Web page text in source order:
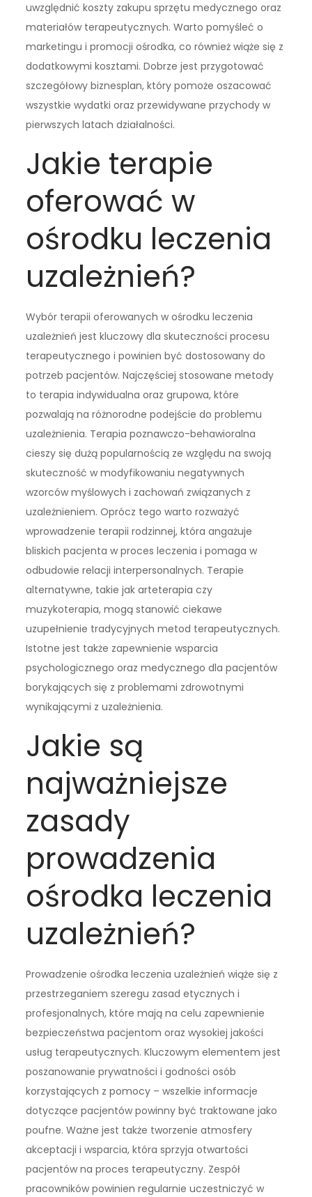
uwzględnić koszty zakupu sprzętu medycznego oraz
materiałów terapeutycznych. Warto pomyśleć o
marketingu i promocji ośrodka, co również wiąże się z
dodatkowymi kosztami. Dobrze jest przygotować
szczegółowy biznesplan, który pomoże oszacować
wszystkie wydatki oraz przewidywane przychody w
pierwszych latach działalności.
Jakie terapie
oferować w
ośrodku leczenia
uzależnień?
Wybór terapii oferowanych w ośrodku leczenia
uzależnień jest kluczowy dla skuteczności procesu
terapeutycznego i powinien być dostosowany do
potrzeb pacjentów. Najczęściej stosowane metody
to terapia indywidualna oraz grupowa, które
pozwalają na różnorodne podejście do problemu
uzależnienia. Terapia poznawczo-behawioralna
cieszy się dużą popularnością ze względu na swoją
skuteczność w modyfikowaniu negatywnych
wzorców myślowych i zachowań związanych z
uzależnieniem. Oprócz tego warto rozważyć
wprowadzenie terapii rodzinnej, która angażuje
bliskich pacjenta w proces leczenia i pomaga w
odbudowie relacji interpersonalnych. Terapie
alternatywne, takie jak arteterapia czy
muzykoterapia, mogą stanowić ciekawe
uzupełnienie tradycyjnych metod terapeutycznych.
Istotne jest także zapewnienie wsparcia
psychologicznego oraz medycznego dla pacjentów
borykających się z problemami zdrowotnymi
wynikającymi z uzależnienia.
Jakie są
najważniejsze
zasady
prowadzenia
ośrodka leczenia
uzależnień?
Prowadzenie ośrodka leczenia uzależnień wiąże się z
przestrzeganiem szeregu zasad etycznych i
profesjonalnych, które mają na celu zapewnienie
bezpieczeństwa pacjentom oraz wysokiej jakości
usług terapeutycznych. Kluczowym elementem jest
poszanowanie prywatności i godności osób
korzystających z pomocy – wszelkie informacje
dotyczące pacjentów powinny być traktowane jako
poufne. Ważne jest także tworzenie atmosfery
akceptacji i wsparcia, która sprzyja otwartości
pacjentów na proces terapeutyczny. Zespół
pracowników powinien regularnie uczestniczyć w